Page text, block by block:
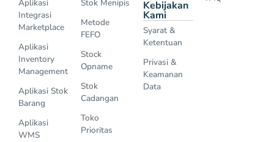
Aplikasi
Integrasi
Marketplace
Aplikasi
Inventory
Management
Aplikasi Stok
Barang
Aplikasi
WMS
Stok Menipis
Metode
FEFO
Stock
Opname
Stok
Cadangan
Toko
Prioritas
Kebijakan
Kami
Syarat &
Ketentuan
Privasi &
Keamanan
Data